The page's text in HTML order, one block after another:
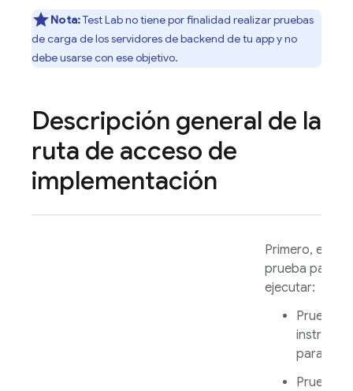
Nota:Test Labno tiene por finalidad realizar pruebas
de carga de los servidores de backend de tu app y no
debe usarse con ese objetivo.
Descripción general de la
ruta de acceso de
implementación
Primero, elige
prueba para
ejecutar:
Prueba
para
Prueba